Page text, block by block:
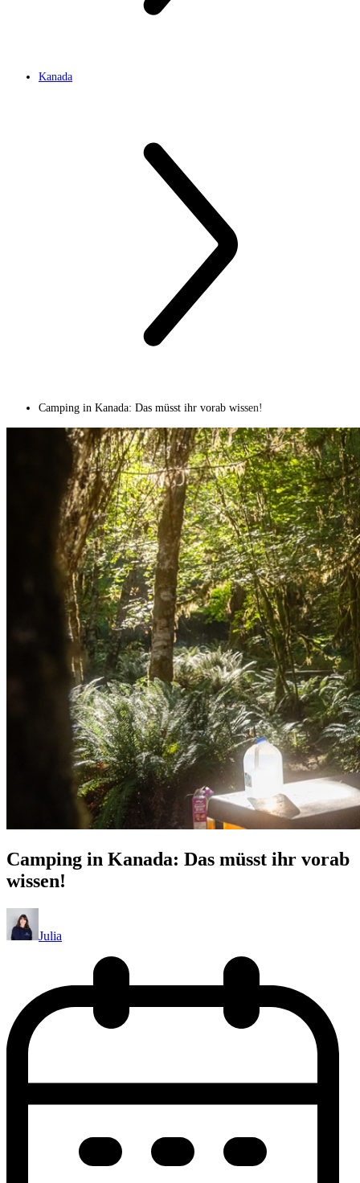
Kanada
Camping in Kanada: Das müsst ihr vorab wissen!
Camping in Kanada: Das müsst ihr vorab
wissen!
Julia